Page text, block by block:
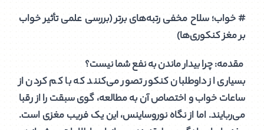
# خواب؛ سلاح مخفی رتبه‌های برتر (بررسی علمی تأثیر خواب
بر مغز کنکوری‌ها)
مقدمه: چرا بیدار ماندن به نفع شما نیست؟
بسیاری از داوطلبان کنکور تصور می‌کنند که با کم کردن از
ساعات خواب و اختصاص آن به مطالعه، گوی سبقت را از رقبا
می‌ربایند. اما از نگاه نوروساینس، این یک فریب مغزی است.